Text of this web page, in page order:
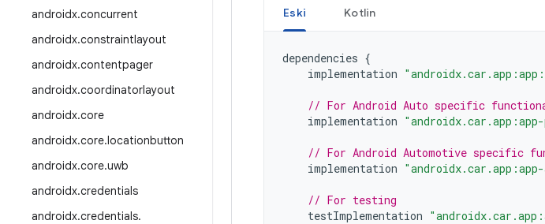
androidx.concurrent
androidx.constraintlayout
androidx.contentpager
androidx.coordinatorlayout
androidx.core
androidx.core.locationbutton
androidx.core.uwb
androidx.credentials
androidx.credentials.
Eski Kotlin
dependencies {
implementation
// For Android Auto specific
implementation
// For Android Automotive specific
implementation
// For testing
testImplementation